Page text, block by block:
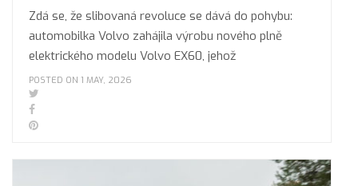
Zdá se, že slibovaná revoluce se dává do pohybu:
automobilka Volvo zahájila výrobu nového plně
elektrického modelu Volvo EX60, jehož
POSTED ON 1 MAY, 2026